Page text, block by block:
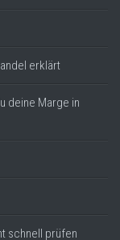
erklärt
deine Marge in
schnell prüfen